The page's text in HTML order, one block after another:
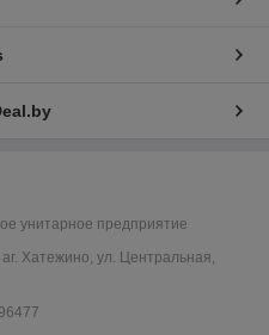
унитарное предприятие
Хатежино, ул. Центральная,